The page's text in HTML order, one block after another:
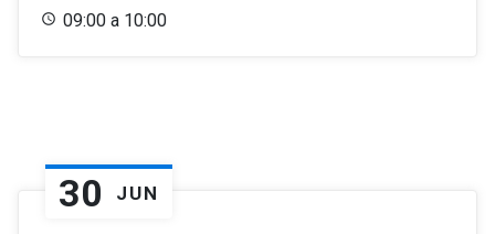
09:00 a 10:00
30 JUN